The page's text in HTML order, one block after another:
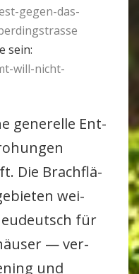
gegen-das-
sein:
will-nicht-
gene­relle Ent­
Die Brach­flä­
wei­
für
— ver­
und